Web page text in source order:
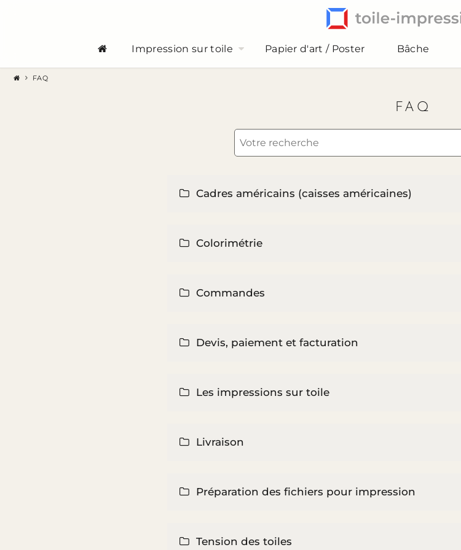
FAQ
Impression sur toile Papier d'art / Poster Bâche
FAQ
Cadres américains (caisses américaines)
Colorimétrie
Commandes
Devis, paiement et facturation
Les impressions sur toile
Livraison
Préparation des fichiers pour impression
Tension des toiles